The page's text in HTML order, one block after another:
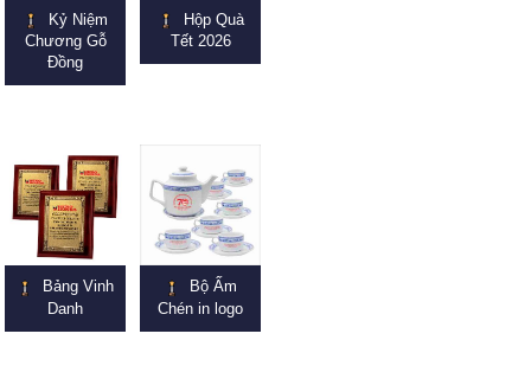
Kỷ Niệm
Chương Gỗ
Đồng
Hộp Quà
Tết 2026
Bảng Vinh
Danh
Bộ Ấm
Chén in logo